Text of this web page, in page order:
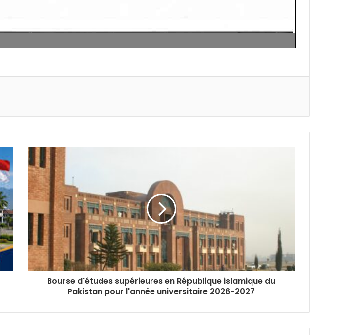
Bourse d'études supérieures en République islamique du
Pakistan pour l'année universitaire 2026-2027